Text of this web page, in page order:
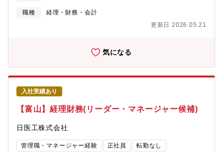
からは、新たな経営体制の元で、安心して服用していただける医
の製品を安定供給できる体制を構築しています。■ジェネリック医
医療用の薬で、先発医薬品と同じ有効成分を含み、有効性・安全
性、品質が同等であると国から認められたものです。医療費の増
加を抑える手段のひとつとして、価格の安いジェネリック医薬品
が注目されています。
職種
経理・財務・会計
更新日 2026.05.21
気になる
入社実績あり
【富山】経理財務(リーダー・マネージャー候補)
日医工株式会社
管理職・マネージャー経験 正社員 転勤なし